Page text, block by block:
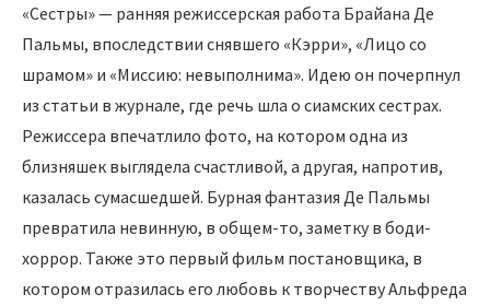
«Сестры» — ранняя режиссерская работа Брайана Де
Пальмы, впоследствии снявшего «Кэрри», «Лицо со
шрамом» и «Миссию: невыполнима». Идею он почерпнул
из статьи в журнале, где речь шла о сиамских сестрах.
Режиссера впечатлило фото, на котором одна из
близняшек выглядела счастливой, а другая, напротив,
казалась сумасшедшей. Бурная фантазия Де Пальмы
превратила невинную, в общем-то, заметку в боди-
хоррор. Также это первый фильм постановщика, в
котором отразилась его любовь к творчеству Альфреда